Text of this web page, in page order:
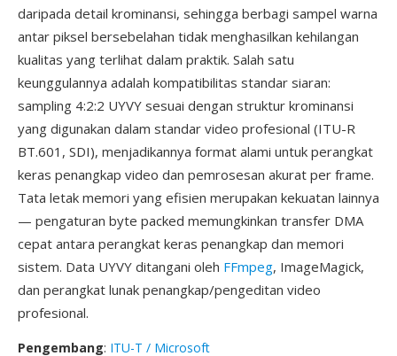
daripada detail krominansi, sehingga berbagi sampel warna
antar piksel bersebelahan tidak menghasilkan kehilangan
kualitas yang terlihat dalam praktik. Salah satu
keunggulannya adalah kompatibilitas standar siaran:
sampling 4:2:2 UYVY sesuai dengan struktur krominansi
yang digunakan dalam standar video profesional (ITU-R
BT.601, SDI), menjadikannya format alami untuk perangkat
keras penangkap video dan pemrosesan akurat per frame.
Tata letak memori yang efisien merupakan kekuatan lainnya
— pengaturan byte packed memungkinkan transfer DMA
cepat antara perangkat keras penangkap dan memori
sistem. Data UYVY ditangani oleh FFmpeg, ImageMagick,
dan perangkat lunak penangkap/pengeditan video
profesional.
Pengembang: ITU-T / Microsoft